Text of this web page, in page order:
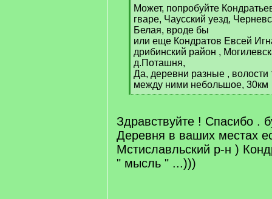
Может, попробуйте
гваре, Чаусский уезд,
Белая, вроде бы
или еще Кондратов Евсей
дрибинский район ,
д.Поташня,
Да, деревни разные , волости
между ними небольшое, 30км
[
q
]
Здравствуйте ! Спасибо .
Деревня в ваших местах
Мстиславльский р-н )
" мысль " ...)))